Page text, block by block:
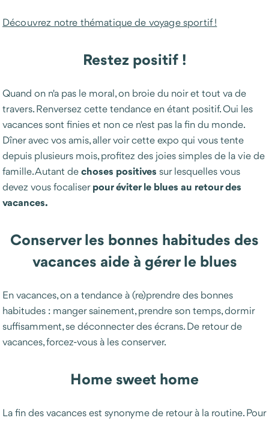
Découvrez notre thématique de voyage sportif !
Restez positif !
Quand on n'a pas le moral, on broie du noir et tout va de
travers. Renversez cette tendance en étant positif. Oui les
vacances sont finies et non ce n'est pas la fin du monde.
Dîner avec vos amis, aller voir cette expo qui vous tente
depuis plusieurs mois, profitez des joies simples de la vie de
famille. Autant dechoses positives sur lesquelles vous
devez vous focaliserpour éviter le blues au retour des
vacances.
Conserver les bonnes habitudes des
vacances aide à gérer le blues
En vacances, on a tendance à (re)prendre des bonnes
habitudes : manger sainement, prendre son temps, dormir
suffisamment, se déconnecter des écrans. De retour de
vacances, forcez-vous à les conserver.
Home sweet home
La fin des vacances est synonyme de retour à la routine. Pour